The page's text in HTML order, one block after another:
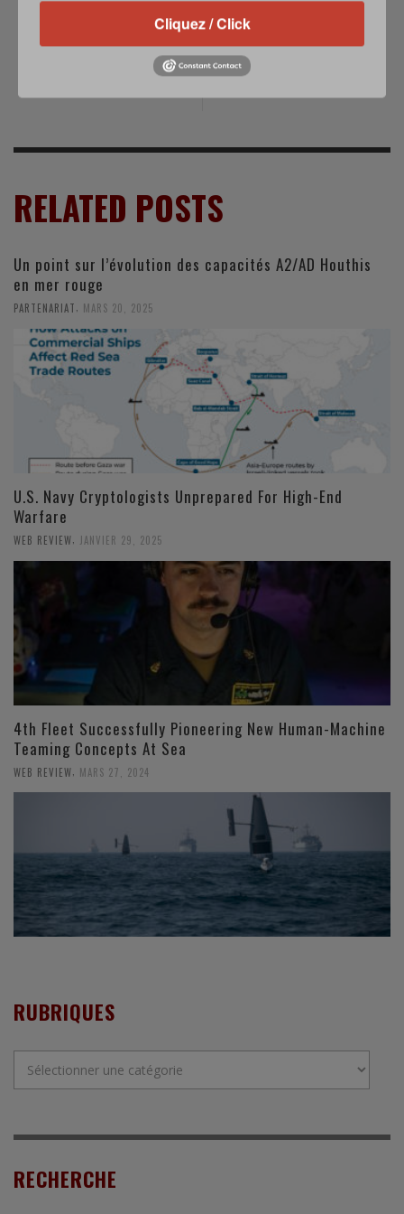
ThyssenKrupp
Marine Systems en
L'armée française
mobilisée dans les
recherches du vol
RELATED POSTS
Un point sur l’évolution des capacités A2/AD Houthis
en mer rouge
PARTENARIAT MARS 20, 2025
U.S. Navy Cryptologists Unprepared For High-End
Warfare
WEB REVIEW JANVIER 29, 2025
4th Fleet Successfully Pioneering New Human-Machine
Teaming Concepts At Sea
WEB REVIEW MARS 27, 2024
RUBRIQUES
RECHERCHE
Cliquez / Click